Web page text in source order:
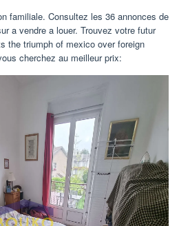
familiale. Consultez les 36 annonces de
a vendre a louer. Trouvez votre futur
the triumph of mexico over foreign
cherchez au meilleur prix: